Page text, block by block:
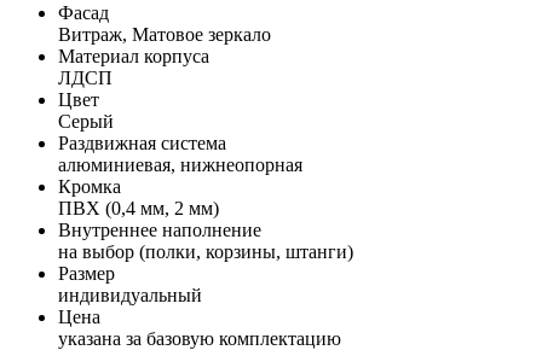
Фасад
Витраж, Матовое зеркало
Материал корпуса
ЛДСП
Цвет
Серый
Раздвижная система
алюминиевая, нижнеопорная
Кромка
ПВХ (0,4 мм, 2 мм)
Внутреннее наполнение
на выбор (полки, корзины, штанги)
Размер
индивидуальный
Цена
указана за базовую комплектацию